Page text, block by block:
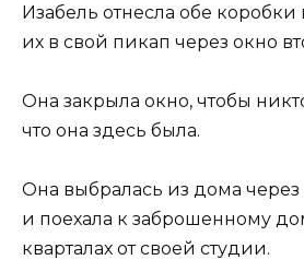
Изабель отнесла обе коробки
их в свой пикап через окно
Она закрыла окно, чтобы
что она здесь была.
Она выбралась из дома
и поехала к заброшенному
кварталах от своей студии.